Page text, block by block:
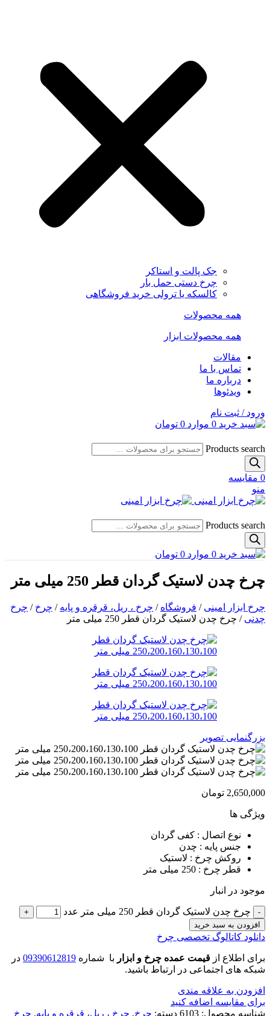
جک پالت و استاکر
چرخ دستی حمل بار
کالسکه یا ترولی خرید فروشگاهی
همه محصولات
همه محصولات ابزار
مقالات
تماس با ما
درباره ما
ویدئوها
ورود / ثبت نام
0 موارد 0 تومان
Products search
0 مقایسه
منو
Products search
0 موارد 0 تومان
چرخ چدن لاستیک گردان قطر 250 میلی متر
چرخ ابزار امینی / فروشگاه / چرخ ، ریل، قرقره و پایه / چرخ / چرخ
چدنی / چرخ چدن لاستیک گردان قطر 250 میلی متر
بزرگنمایی تصویر
2,650,000 تومان
ویژگی ها
نوع اتصال : کفی گردان
جنس پایه : چدن
روکش چرخ : لاستیک
قطر چرخ : 250 میلی متر
موجود در انبار
چرخ چدن لاستیک گردان قطر 250 میلی متر عدد
افزودن به سبد خرید
دانلود کاتالوگ تخصصی چرخ
برای اطلاع از قیمت عمده چرخ و ابزار با شماره 09390612819 در
شبکه های اجتماعی در ارتباط باشید.
افزودن به علاقه مندی
برای مقایسه اضافه کنید
شناسه محصول: 6103 دسته: چرخ, چرخ ، ریل، قرقره و پایه, چرخ